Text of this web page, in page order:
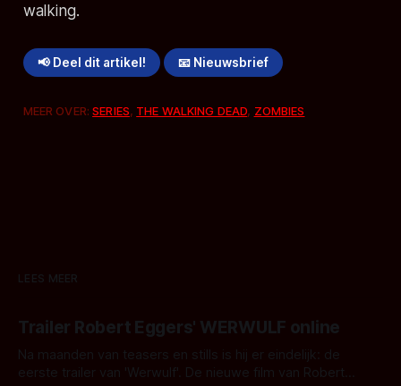
walking.
📢 Deel dit artikel! 📧 Nieuwsbrief
MEER OVER:SERIES, THE WALKING DEAD, ZOMBIES
LEES MEER
Trailer Robert Eggers' WERWULF online
Na maanden van teasers en stills is hij er eindelijk: de
eerste trailer van 'Werwulf'. De nieuwe film van Robert